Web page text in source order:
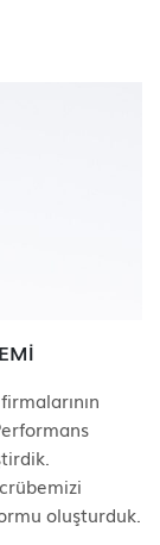
oluşturduk.